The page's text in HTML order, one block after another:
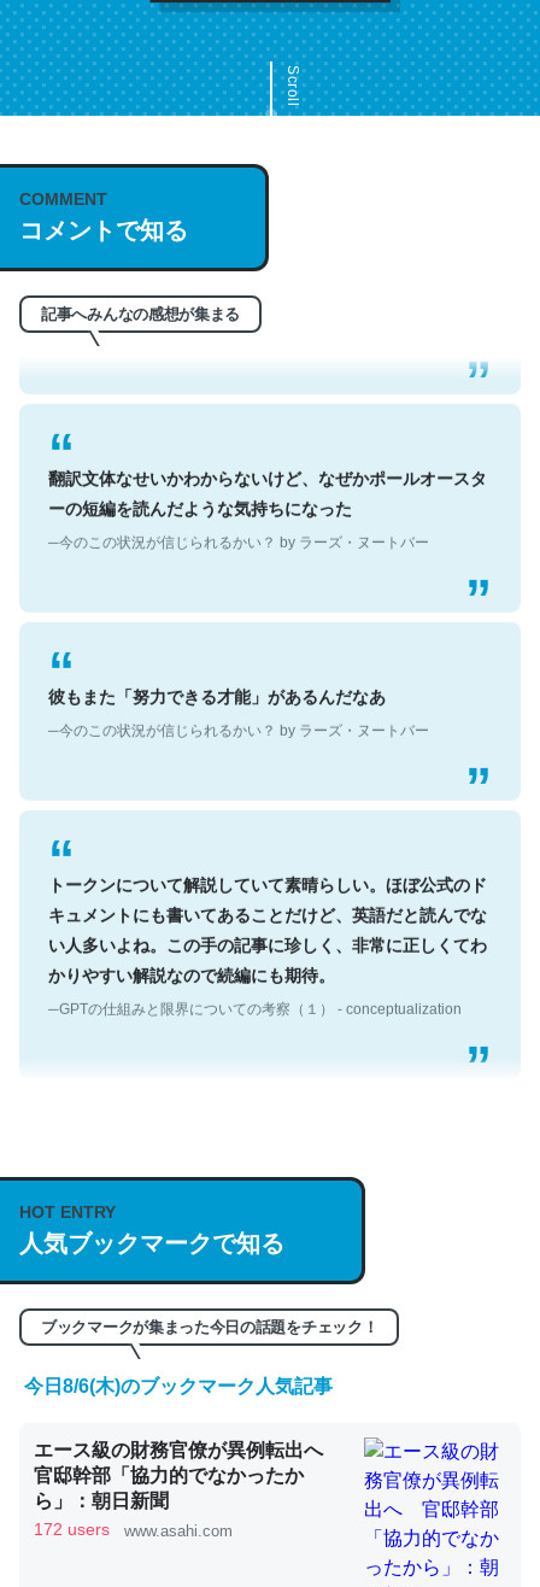
Scroll
COMMENT
コメントで知る
記事へみんなの感想が集まる
これは名文。彼はとてもクレバーなんだろうなと凄く思
う。英語少しでも読める人は原文もお勧め。自分はこの流
─今のこの状況が信じられるかい？ by ラーズ・ヌートバー
翻訳文体なせいかわからないけど、なぜかポールオースタ
ーの短編を読んだような気持ちになった
彼もまた「努力できる才能」があるんだなあ
トークンについて解説していて素晴らしい。ほぼ公式のド
キュメントにも書いてあることだけど、英語だと読んでな
い人多いよね。この手の記事に珍しく、非常に正しくてわ
かりやすい解説なので続編にも期待。
説してる記事が少ないので貴重な良記事。/続編来た
https://isobe324649.hatenablog.com/entry/2023/03/27
/064121
─GPTの仕組みと限界についての考察（１） - conceptualization
くらい。小説でいう「ずっと前の伏線」は回収されないけ
ど、短期記憶というには多い分量。進化すればするほど分
かりやすく強くなりそう
HOT ENTRY
人気ブックマークで知る
ブックマークが集まった今日の話題をチェック！
今日8/6(木)のブックマーク人気記事
エース級の財務官僚が異例転出へ
官邸幹部「協力的でなかったか
ら」：朝日新聞
172 users www.asahi.com